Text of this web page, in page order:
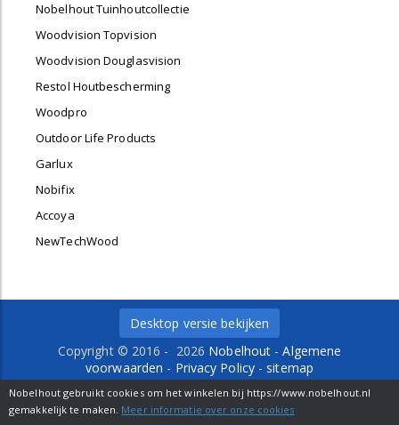
Nobelhout Tuinhoutcollectie
Woodvision Topvision
Woodvision Douglasvision
Restol Houtbescherming
Woodpro
Outdoor Life Products
Garlux
Nobifix
Accoya
NewTechWood
Desktop versie bekijken
Copyright © 2016 - 2026 Nobelhout -Algemene
voorwaarden - Privacy Policy- sitemap
Delfweg 36 b-2211 VM-Noordwijkerhout- Tel. 0252-
429484 -info@nobelhout.nl
Nobelhout gebruikt cookies om het winkelen bij https://www.nobelhout.nl
gemakkelijk te maken. Meer informatie over onze cookies